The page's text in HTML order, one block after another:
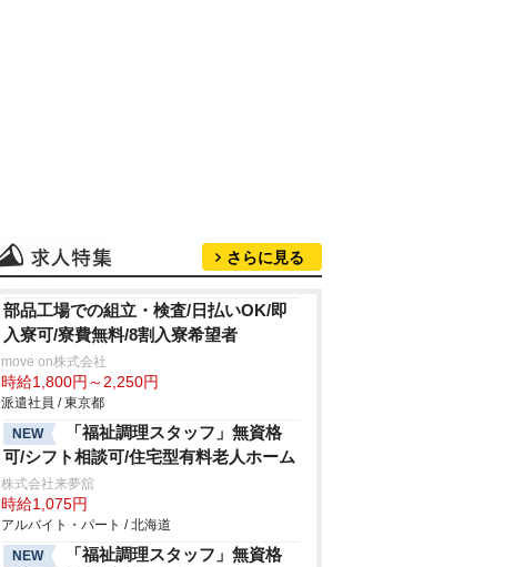
さらに見る
部品工場での組立・検査/日払いOK/即
入寮可/寮費無料/8割入寮希望者
move on株式会社
時給1,800円～2,250円
派遣社員 / 東京都
NEW
「福祉調理スタッフ」無資格
可/シフト相談可/住宅型有料老人ホーム
株式会社来夢舘
時給1,075円
アルバイト・パート / 北海道
NEW
「福祉調理スタッフ」無資格